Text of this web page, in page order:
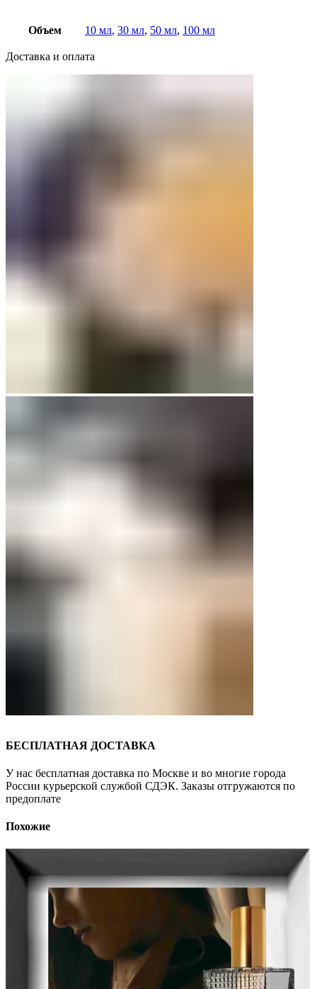
Объем 10 мл, 30 мл, 50 мл, 100 мл
Доставка и оплата
БЕСПЛАТНАЯ ДОСТАВКА
У нас бесплатная доставка по Москве и во многие города
России курьерской службой СДЭК. Заказы отгружаются по
предоплате
Похожие